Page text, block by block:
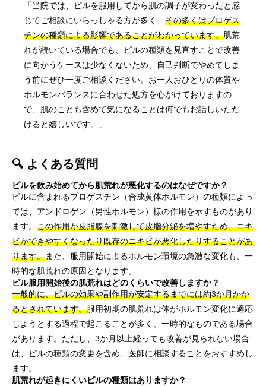
「当院では、ピルを服用してから肌の調子が変わったと感
じてご相談にいらっしゃる方が多く、 その多くはプロゲス
チンの種類による影響であることがわかっています。肌荒
れが続いている場合でも、ピルの種類を見直すことで改善
に向かうケースは少なくないため、自己判断でやめてしま
う前にぜひ一度ご相談ください。お一人おひとりの体質や
ホルモンバランスに合わせた処方を心がけておりますの
で、肌のことも含めて気になることは何でもお話しいただ
けると嬉しいです。」
🔍 よくある質問
ピルを飲み始めてから肌荒れが悪化するのはなぜですか？
ピルに含まれるプロゲスチン（合成黄体ホルモン）の種類によっ
ては、アンドロゲン（男性ホルモン）様の作用を示すものがあり
ます。 この作用が皮脂腺を刺激して皮脂分泌を増やすため、ニキ
ビができやすくなったり既存のニキビが悪化したりすることがあ
ります。また、服用開始によるホルモン環境の急激な変化も、一
時的な肌荒れの原因となります。
ピル服用開始後の肌荒れはどのくらいで改善しますか？
一般的に、ピルの効果や副作用が安定するまでには約3か月かか
るとされています。服用初期の肌荒れは体がホルモン変化に適応
しようとする過程で起こることが多く、一時的なものである場合
があります。ただし、3か月以上経っても改善が見られない場合
は、ピルの種類の変更を含め、医師に相談することをおすすめし
ます。
肌荒れが起きにくいピルの種類はありますか？